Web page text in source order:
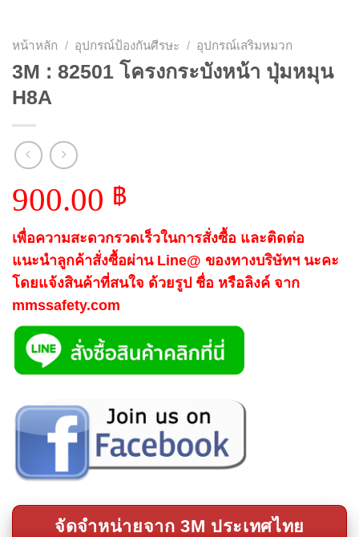
หน้าหลัก / อุปกรณ์ป้องกันศีรษะ / อุปกรณ์เสริมหมวก
3M : 82501 โครงกระบังหน้า ปุ่มหมุน
H8A
900.00 ฿
เพื่อความสะดวกรวดเร็วในการสั่งซื้อ และติดต่อ
แนะนำลูกค้าสั่งซื้อผ่าน Line@ ของทางบริษัทฯ นะคะ
โดยแจ้งสินค้าที่สนใจ ด้วยรูป ชื่อ หรือลิงค์ จาก
mmssafety.com
จัดจำหน่ายจาก 3M ประเทศไทย